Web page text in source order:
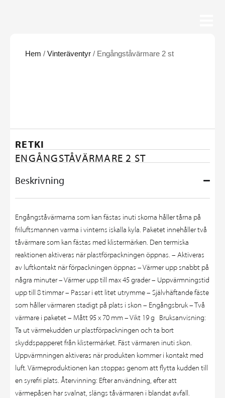
Hem / Vinteräventyr / Engångståvärmare 2 st
RETKI
ENGÅNGSTÅVÄRMARE 2 ST
Beskrivning
Engångståvärmarna som kan fästas inuti skorna håller tårna på
friluftsmannen varma i vinterns iskalla kyla. Paketet innehåller två
tåvärmare som kan fästas med klistermärken. Den termiska
reaktionen aktiveras när plastförpackningen öppnas. – Aktiveras
av luftkontakt när förpackningen öppnas – Värmer upp snabbt på
några minuter – Värmer upp till max 45 grader – Uppvärmningstid
upp till 8 timmar – Passar i ett litet utrymme – Självhäftande fäste
som håller värmaren stadigt på plats i skon – Engångsbruk – Två
värmare i paketet – Mått 95 x 70 mm – Vikt 19 g Bruksanvisning:
Ta ut värmekudden ur plastförpackningen och ta bort
skyddspapperet från klistermärket. Fäst värmaren inuti skon.
Uppvärmningen aktiveras när produkten kommer i kontakt med
luft. Värmeproduktionen kan stoppas genom att flytta kudden till
en syrefri plats. Återvinning: Efter användning, efter att
värmepåsen har svalnat, slängs tåvärmaren i blandat avfall.